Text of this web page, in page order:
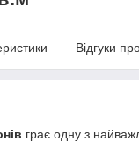
Відгуки
грає одну з